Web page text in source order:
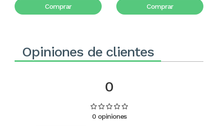
Comprar
Comprar
Opiniones de clientes
0
0 opiniones